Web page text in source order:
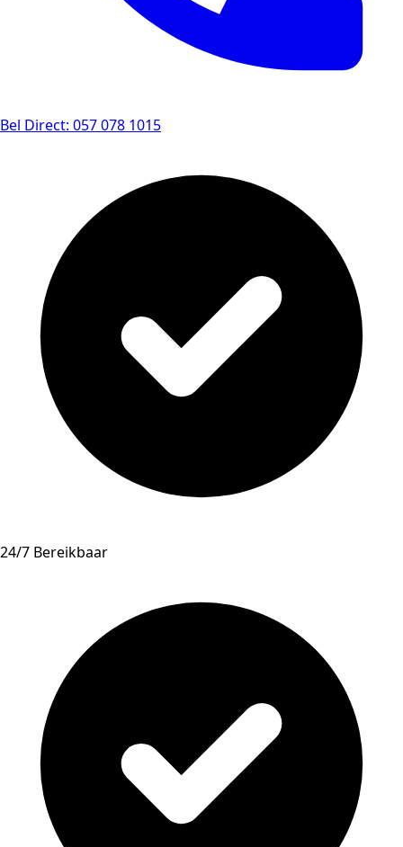
Bel Direct: 057 078 1015
24/7 Bereikbaar